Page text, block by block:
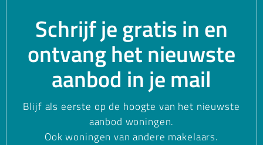
Schrijf je gratis in en
ontvang het nieuwste
aanbod in je mail
Blijf als eerste op de hoogte van het nieuwste
aanbod woningen.
Ook woningen van andere makelaars.